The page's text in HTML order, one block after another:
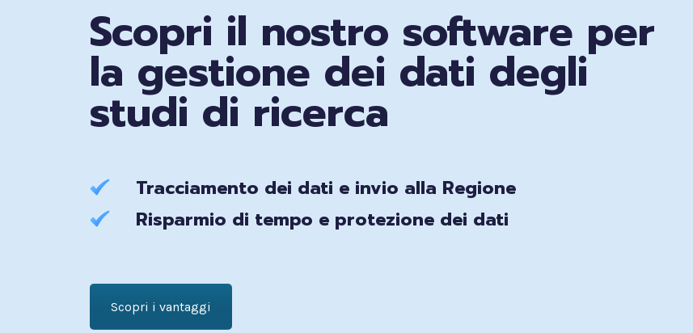
Scopri il nostro software per
la gestione dei dati degli
studi di ricerca
Tracciamento dei dati e invio alla Regione
Risparmio di tempo e protezione dei dati
Scopri i vantaggi